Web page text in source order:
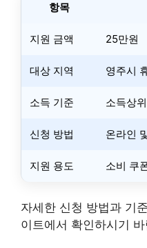
항목
지원 금액 25만원
대상 지역 영주시
소득 기준 소득상
신청 방법 온라인
지원 용도 소비 쿠
자세한 신청 방법과 기
이트에서 확인하시기